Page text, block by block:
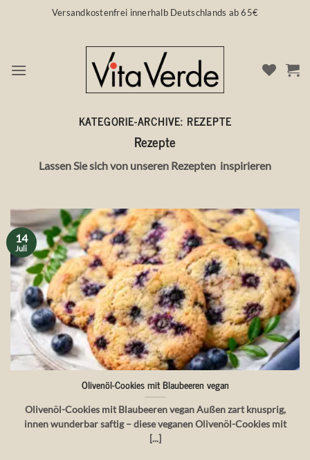
Versandkostenfrei innerhalb Deutschlands ab 65€
KATEGORIE-ARCHIVE: REZEPTE
Rezepte
Lassen Sie sich von unseren Rezepten inspirieren
Olivenöl-Cookies mit Blaubeeren vegan
Olivenöl-Cookies mit Blaubeeren vegan Außen zart knusprig,
innen wunderbar saftig – diese veganen Olivenöl-Cookies mit
[...]
14
Juli